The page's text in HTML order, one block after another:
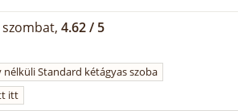
4.62 / 5
nélküli Standard kétágyas szoba
itt